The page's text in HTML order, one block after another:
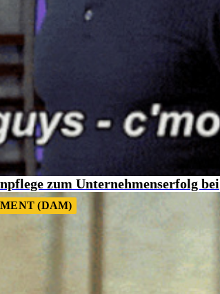
zum Unternehmenserfolg bei
(DAM)